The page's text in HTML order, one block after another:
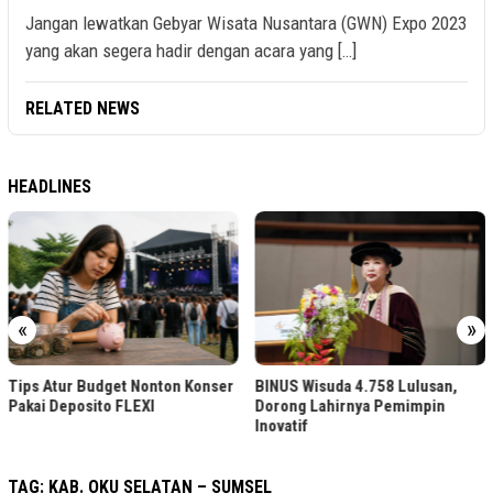
Jangan lewatkan Gebyar Wisata Nusantara (GWN) Expo 2023
yang akan segera hadir dengan acara yang […]
RELATED NEWS
HEADLINES
« »
Tips Atur Budget Nonton Konser
Pakai Deposito FLEXI
BINUS Wisuda 4.758 Lulusan,
Dorong Lahirnya Pemimpin
Inovatif
TAG: KAB. OKU SELATAN – SUMSEL